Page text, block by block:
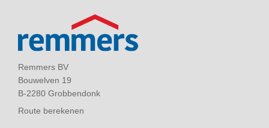
Remmers BV
Bouwelven 19
B-2280 Grobbendonk
Route berekenen